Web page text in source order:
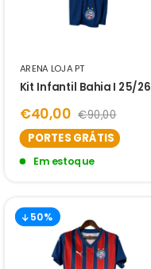
ARENA LOJA PT
Kit Infantil Bahia I 25/26
€40,00 €90,00
PORTES GRÁTIS
Em estoque
50%